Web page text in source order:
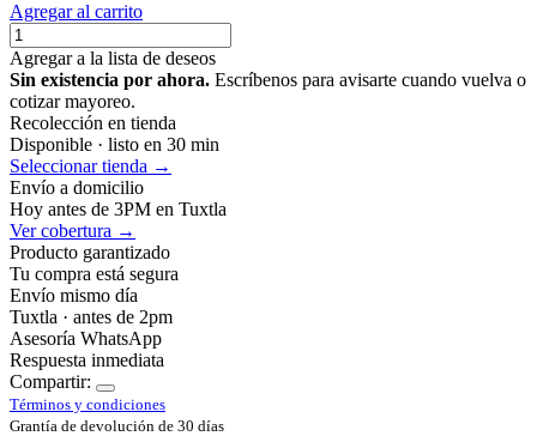
Agregar al carrito
Agregar a la lista de deseos
Sin existencia por ahora. Escríbenos para avisarte cuando vuelva o
cotizar mayoreo.
Recolección en tienda
Disponible · listo en 30 min
Seleccionar tienda →
Envío a domicilio
Hoy antes de 3PM en Tuxtla
Ver cobertura →
Producto garantizado
Tu compra está segura
Envío mismo día
Tuxtla · antes de 2pm
Asesoría WhatsApp
Respuesta inmediata
Compartir:
Términos y condiciones
Grantía de devolución de 30 días